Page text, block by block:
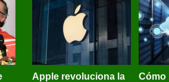
Apple revoluciona la
Cómo